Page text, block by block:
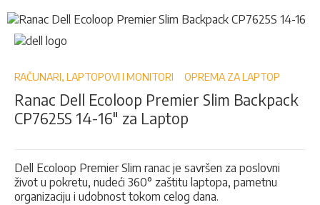
Skip
to
the
of
images
gallery
Skip
to
beginning
the
images
RAČUNARI, LAPTOPOVI I MONITORI OPREMA ZA LAPTOP
Ranac Dell Ecoloop Premier Slim Backpack
CP7625S 14-16" za Laptop
Dell Ecoloop Premier Slim ranac je savršen za poslovni
život u pokretu, nudeći 360° zaštitu laptopa, pametnu
organizaciju i udobnost tokom celog dana.